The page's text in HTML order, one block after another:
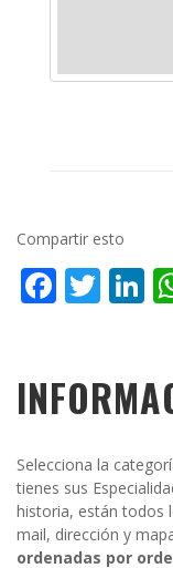
Compartir esto
Selecciona la
tienes sus
historia, están todos
mail, dirección y
ordenadas por